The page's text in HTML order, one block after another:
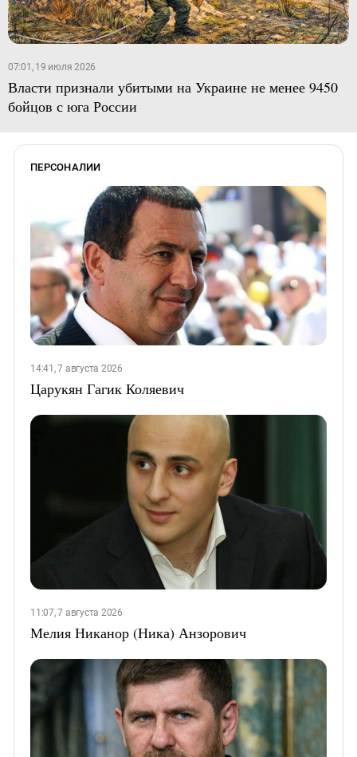
07:01, 19 июля 2026
Власти признали убитыми на Украине не менее 9450
бойцов с юга России
ПЕРСОНАЛИИ
14:41, 7 августа 2026
Царукян Гагик Коляевич
11:07, 7 августа 2026
Мелия Никанор (Ника) Анзорович